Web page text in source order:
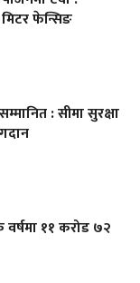
फेन्सिङ
: सीमा सुरक्षा
वर्षमा ११ करोड ७२